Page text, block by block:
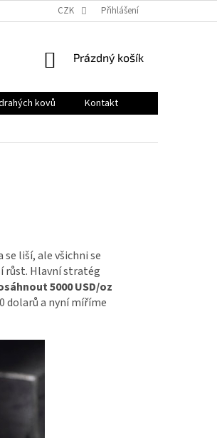
PRODÁVANÉ ZNAČKY
CZK Přihlášení
NÁKUPNÍ
Prázdný košík
kovů
Kontakt
liší, ale všichni se
růst. Hlavnístratég
5000 USD/oz
dolarů a nyní míříme